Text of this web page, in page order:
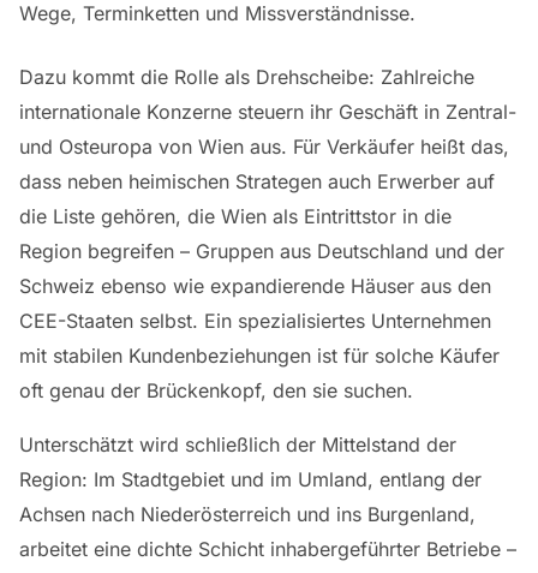
Wege, Terminketten und Missverständnisse.
Dazu kommt die Rolle als Drehscheibe: Zahlreiche
internationale Konzerne steuern ihr Geschäft in Zentral-
und Osteuropa von Wien aus. Für Verkäufer heißt das,
dass neben heimischen Strategen auch Erwerber auf
die Liste gehören, die Wien als Eintrittstor in die
Region begreifen – Gruppen aus Deutschland und der
Schweiz ebenso wie expandierende Häuser aus den
CEE-Staaten selbst. Ein spezialisiertes Unternehmen
mit stabilen Kundenbeziehungen ist für solche Käufer
oft genau der Brückenkopf, den sie suchen.
Unterschätzt wird schließlich der Mittelstand der
Region: Im Stadtgebiet und im Umland, entlang der
Achsen nach Niederösterreich und ins Burgenland,
arbeitet eine dichte Schicht inhabergeführter Betriebe –